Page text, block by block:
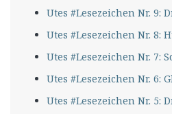
Utes #Lesezeichen Nr. 9:
Utes #Lesezeichen Nr. 8:
Utes #Lesezeichen Nr. 7:
Utes #Lesezeichen Nr. 6:
Utes #Lesezeichen Nr. 5: